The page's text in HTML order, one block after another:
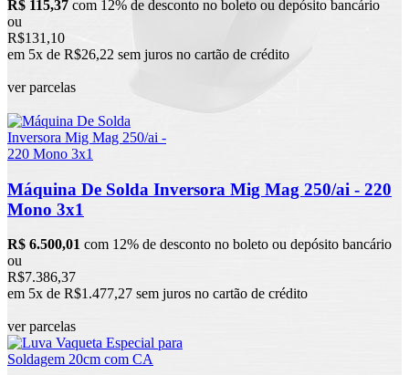
R$ 115,37 com 12% de desconto no boleto ou depósito bancário
ou
R$131,10
em 5x de R$26,22 sem juros no cartão de crédito
ver parcelas
Máquina De Solda Inversora Mig Mag 250/ai - 220
Mono 3x1
R$ 6.500,01 com 12% de desconto no boleto ou depósito bancário
ou
R$7.386,37
em 5x de R$1.477,27 sem juros no cartão de crédito
ver parcelas